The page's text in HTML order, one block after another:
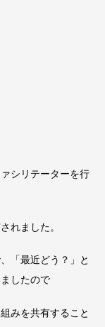
シリテーターを行
れました。
「最近どう？」と
したので
みを共有すること